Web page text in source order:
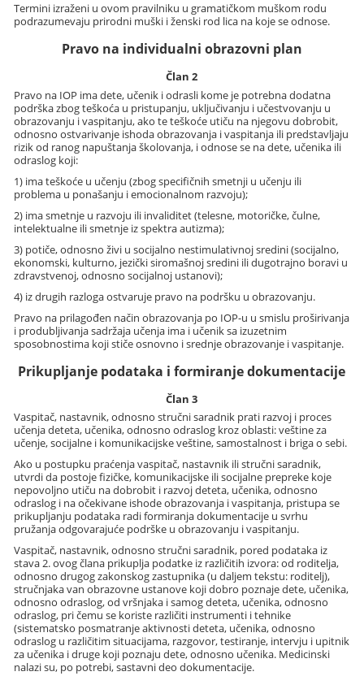
Termini izraženi u ovom pravilniku u gramatičkom muškom rodu
podrazumevaju prirodni muški i ženski rod lica na koje se odnose.
Pravo na individualni obrazovni plan
Član 2
Pravo na IOP ima dete, učenik i odrasli kome je potrebna dodatna
podrška zbog teškoća u pristupanju, uključivanju i učestvovanju u
obrazovanju i vaspitanju, ako te teškoće utiču na njegovu dobrobit,
odnosno ostvarivanje ishoda obrazovanja i vaspitanja ili predstavljaju
rizik od ranog napuštanja školovanja, i odnose se na dete, učenika ili
odraslog koji:
1) ima teškoće u učenju (zbog specifičnih smetnji u učenju ili
problema u ponašanju i emocionalnom razvoju);
2) ima smetnje u razvoju ili invaliditet (telesne, motoričke, čulne,
intelektualne ili smetnje iz spektra autizma);
3) potiče, odnosno živi u socijalno nestimulativnoj sredini (socijalno,
ekonomski, kulturno, jezički siromašnoj sredini ili dugotrajno boravi u
zdravstvenoj, odnosno socijalnoj ustanovi);
4) iz drugih razloga ostvaruje pravo na podršku u obrazovanju.
Pravo na prilagođen način obrazovanja po IOP-u u smislu proširivanja
i produbljivanja sadržaja učenja ima i učenik sa izuzetnim
sposobnostima koji stiče osnovno i srednje obrazovanje i vaspitanje.
Prikupljanje podataka i formiranje dokumentacije
Član 3
Vaspitač, nastavnik, odnosno stručni saradnik prati razvoj i proces
učenja deteta, učenika, odnosno odraslog kroz oblasti: veštine za
učenje, socijalne i komunikacijske veštine, samostalnost i briga o sebi.
Ako u postupku praćenja vaspitač, nastavnik ili stručni saradnik,
utvrdi da postoje fizičke, komunikacijske ili socijalne prepreke koje
nepovoljno utiču na dobrobit i razvoj deteta, učenika, odnosno
odraslog i na očekivane ishode obrazovanja i vaspitanja, pristupa se
prikupljanju podataka radi formiranja dokumentacije u svrhu
pružanja odgovarajuće podrške u obrazovanju i vaspitanju.
Vaspitač, nastavnik, odnosno stručni saradnik, pored podataka iz
stava 2. ovog člana prikuplja podatke iz različitih izvora: od roditelja,
odnosno drugog zakonskog zastupnika (u daljem tekstu: roditelj),
stručnjaka van obrazovne ustanove koji dobro poznaje dete, učenika,
odnosno odraslog, od vršnjaka i samog deteta, učenika, odnosno
odraslog, pri čemu se koriste različiti instrumenti i tehnike
(sistematsko posmatranje aktivnosti deteta, učenika, odnosno
odraslog u različitim situacijama, razgovor, testiranje, intervju i upitnik
za učenika i druge koji poznaju dete, odnosno učenika. Medicinski
nalazi su, po potrebi, sastavni deo dokumentacije.